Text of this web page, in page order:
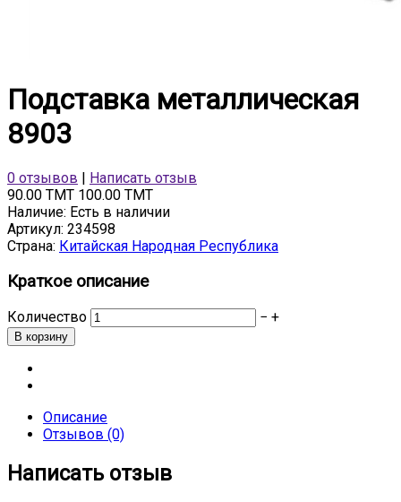
Подставка металлическая
8903
0 отзывов
Написать отзыв
90.00 TMT 100.00 TMT
Наличие: Есть в наличии
Артикул: 234598
Страна: Китайская Народная Республика
Краткое описание
Количество − +
Описание
Отзывов (0)
Написать отзыв